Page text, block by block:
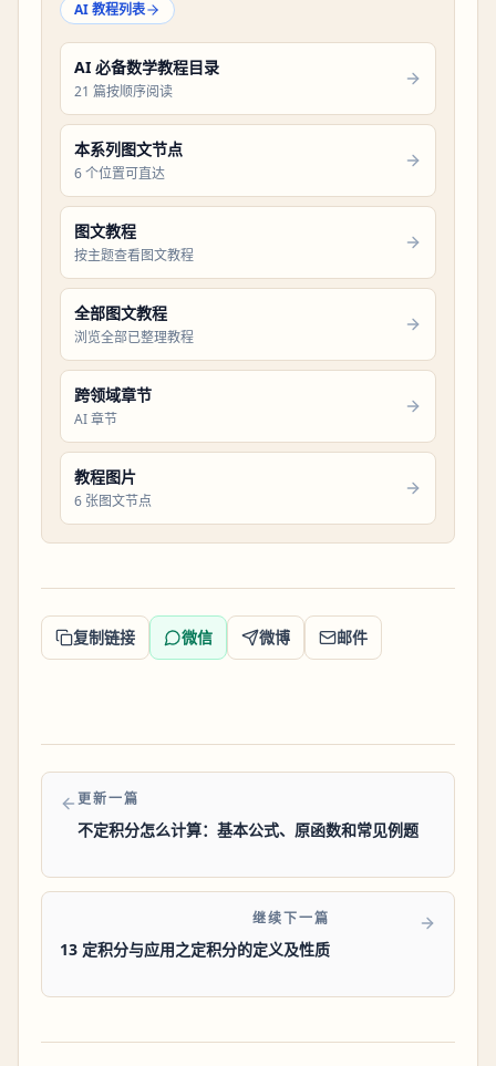
AI 教程列表
AI 必备数学教程目录
21 篇按顺序阅读
本系列图文节点
6 个位置可直达
图文教程
按主题查看图文教程
全部图文教程
浏览全部已整理教程
跨领域章节
AI 章节
教程图片
6 张图文节点
复制链接 微信 微博 邮件
更新一篇
不定积分怎么计算：基本公式、原函数和常见例题
继续下一篇
13 定积分与应用之定积分的定义及性质